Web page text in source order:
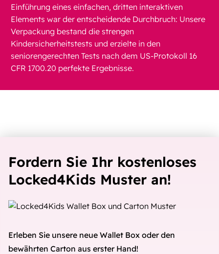
Einführung eines einfachen, dritten interaktiven
Elements war der entscheidende Durchbruch: Unsere
Verpackung bestand die strengen
Kindersicherheitstests und erzielte in den
seniorengerechten Tests nach dem US-Protokoll 16
CFR 1700.20 perfekte Ergebnisse.
Fordern Sie Ihr kostenloses
Locked4Kids Muster an!
Erleben Sie unsere neue Wallet Box oder den
bewährten Carton aus erster Hand!